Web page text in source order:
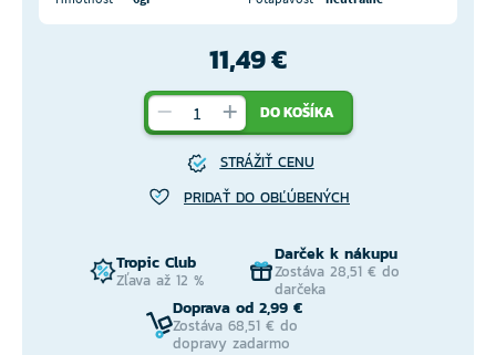
11,49 €
DO KOŠÍKA
STRÁŽIŤ CENU
PRIDAŤ DO OBĽÚBENÝCH
Tropic Club
Zľava až 12 %
Darček k nákupu
Zostáva 28,51 € do
darčeka
Doprava od 2,99 €
Zostáva 68,51 € do
dopravy zadarmo